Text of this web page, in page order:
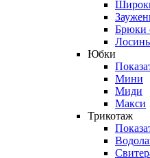
Брюки
Юбки
Мини
Миди
Макси
Трикотаж